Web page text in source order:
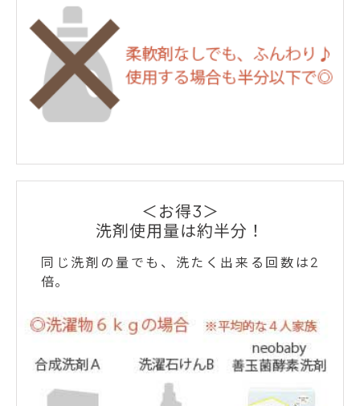
＜お得3＞
洗剤使用量は約半分！
同じ洗剤の量でも、洗たく出来る回数は2
倍。